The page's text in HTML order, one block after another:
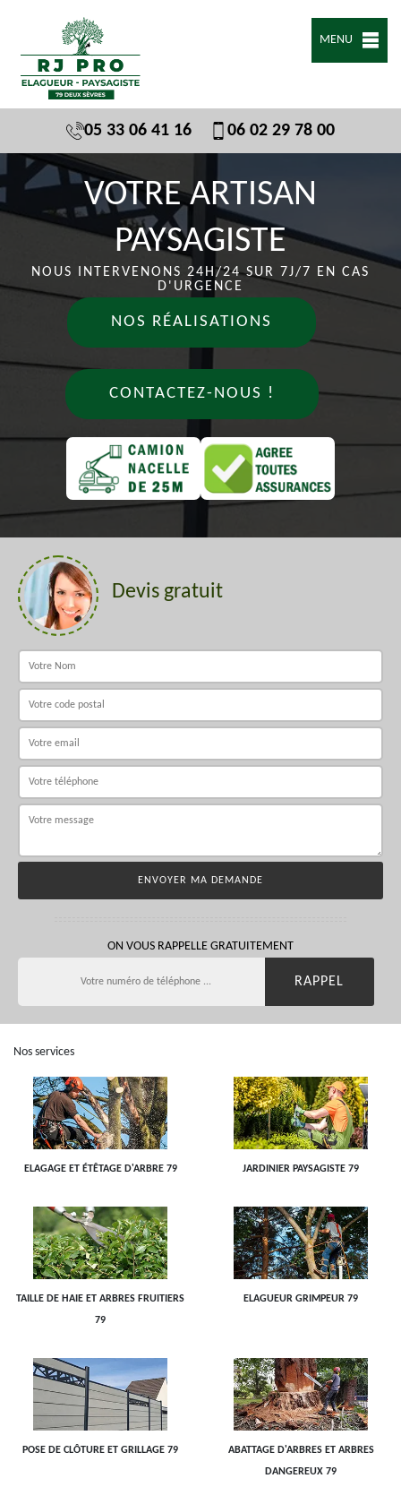
MENU
05 33 06 41 16 06 02 29 78 00
VOTRE ARTISAN
PAYSAGISTE
NOUS INTERVENONS 24H/24 SUR 7J/7 EN CAS
D'URGENCE
NOS RÉALISATIONS
CONTACTEZ-NOUS !
Devis gratuit
ON VOUS RAPPELLE GRATUITEMENT
Nos services
ELAGAGE ET ÉTÊTAGE D'ARBRE 79 JARDINIER PAYSAGISTE 79
TAILLE DE HAIE ET ARBRES FRUITIERS
79
ELAGUEUR GRIMPEUR 79
POSE DE CLÔTURE ET GRILLAGE 79
ABATTAGE D'ARBRES ET ARBRES
DANGEREUX 79